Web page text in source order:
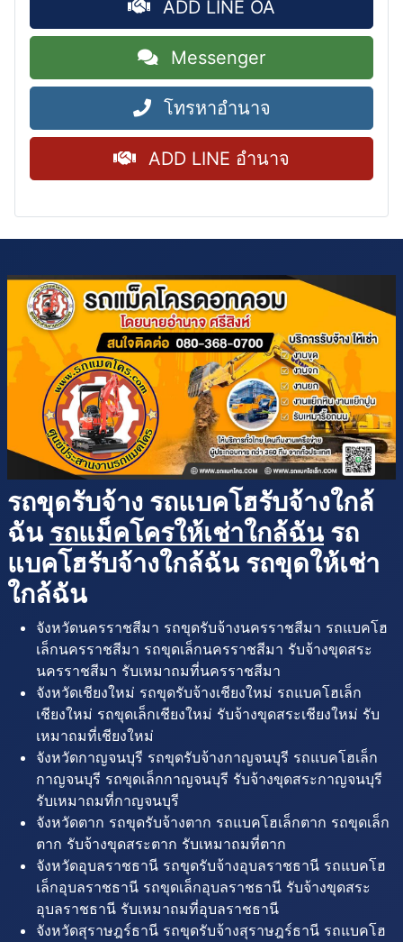
ADD LINE OA
Messenger
โทรหาอำนาจ
ADD LINE อำนาจ
รถขุดรับจ้าง รถแบคโฮรับจ้างใกล้
ฉัน รถแม็คโครให้เช่าใกล้ฉัน รถ
แบคโฮรับจ้างใกล้ฉัน รถขุดให้เช่า
ใกล้ฉัน
จังหวัดนครราชสีมา รถขุดรับจ้างนครราชสีมา รถแบคโฮ
เล็กนครราชสีมา รถขุดเล็กนครราชสีมา รับจ้างขุดสระ
นครราชสีมา รับเหมาถมที่นครราชสีมา
จังหวัดเชียงใหม่ รถขุดรับจ้างเชียงใหม่ รถแบคโฮเล็ก
เชียงใหม่ รถขุดเล็กเชียงใหม่ รับจ้างขุดสระเชียงใหม่ รับ
เหมาถมที่เชียงใหม่
จังหวัดกาญจนบุรี รถขุดรับจ้างกาญจนบุรี รถแบคโฮเล็ก
กาญจนบุรี รถขุดเล็กกาญจนบุรี รับจ้างขุดสระกาญจนบุรี
รับเหมาถมที่กาญจนบุรี
จังหวัดตาก รถขุดรับจ้างตาก รถแบคโฮเล็กตาก รถขุดเล็ก
ตาก รับจ้างขุดสระตาก รับเหมาถมที่ตาก
จังหวัดอุบลราชธานี รถขุดรับจ้างอุบลราชธานี รถแบคโฮ
เล็กอุบลราชธานี รถขุดเล็กอุบลราชธานี รับจ้างขุดสระ
อุบลราชธานี รับเหมาถมที่อุบลราชธานี
จังหวัดสุราษฎร์ธานี รถขุดรับจ้างสุราษฎร์ธานี รถแบคโฮ